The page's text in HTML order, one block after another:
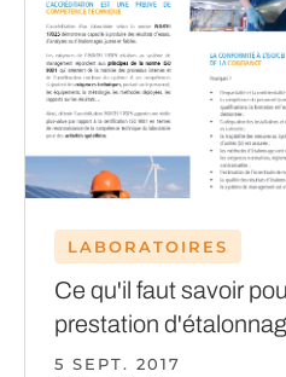
LABORATOIRES
Ce qu'il faut savoir
prestation
5 SEPT. 2017